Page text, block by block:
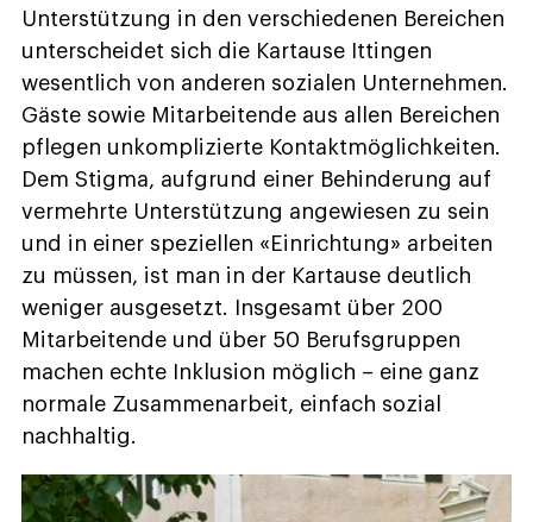
Unterstützung in den verschiedenen ­Bereichen
unterscheidet sich die Kartause Ittingen
wesentlich von anderen sozialen Unternehmen.
Gäste sowie Mitarbeitende aus allen Bereichen
pflegen unkomplizierte Kontaktmöglichkeiten.
Dem Stigma, aufgrund einer Behinderung auf
vermehrte Unterstützung angewiesen zu sein
und in einer speziellen «Einrichtung» arbeiten
zu müssen, ist man in der Kartause deutlich
weniger ausgesetzt. Insgesamt über 200
Mitarbeitende und über 50 Berufsgruppen
machen echte Inklusion möglich – eine ganz
normale Zusammenarbeit, einfach sozial
nachhaltig.